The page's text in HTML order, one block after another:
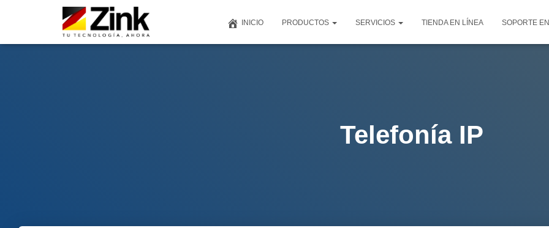
INICIO PRODUCTOS SERVICIOS TIENDA EN LÍNEA SOPORTE
Telefonía IP